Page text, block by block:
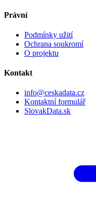
Právní
Podmínky užití
Ochrana soukromí
O projektu
Kontakt
info@ceskadata.cz
Kontaktní formulář
SlovakData.sk